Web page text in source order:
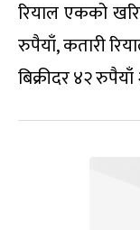
रियाल एकको
रुपैयाँ, कतारी
बिक्रीदर ४२